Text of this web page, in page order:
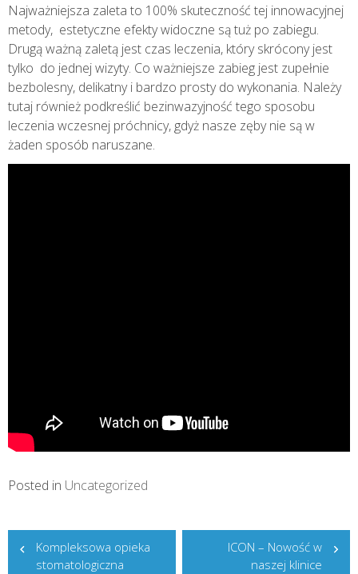
Najważniejsza zaleta to 100% skuteczność tej innowacyjnej
metody, estetyczne efekty widoczne są tuż po zabiegu.
Drugą ważną zaletą jest czas leczenia, który skrócony jest
tylko do jednej wizyty. Co ważniejsze zabieg jest zupełnie
bezbolesny, delikatny i bardzo prosty do wykonania. Należy
tutaj również podkreślić bezinwazyjność tego sposobu
leczenia wczesnej próchnicy, gdyż nasze zęby nie są w
żaden sposób naruszane.
Posted in Uncategorized
Nawigacja
wpisu
Kompleksowa opieka
stomatologiczna
ICON – Nowość w
naszej klinice